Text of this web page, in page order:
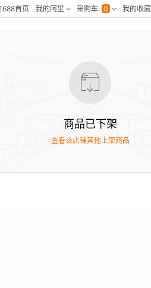
商品已下架
查看该店铺其他上架商品